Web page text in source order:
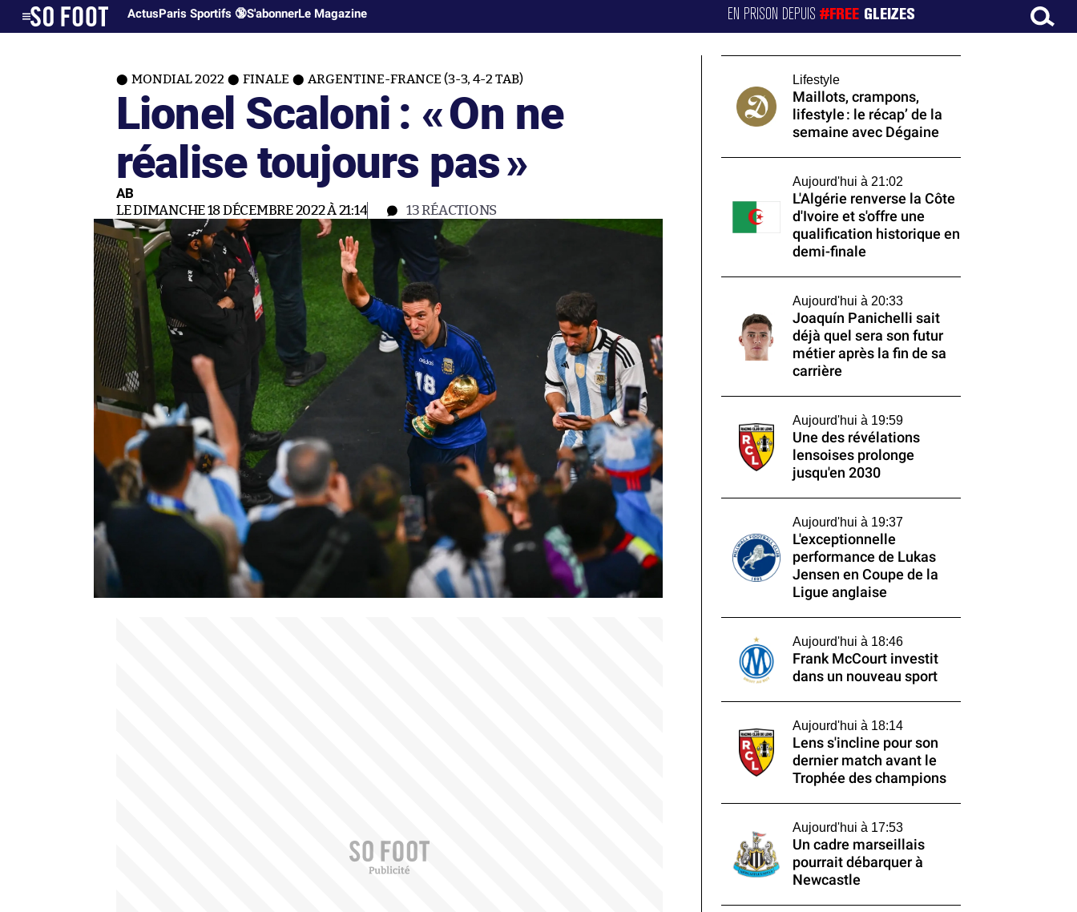
ActusParis Sportifs 🔞S'abonnerLe Magazine EN PRISON DEPUIS#FREE GLEIZES
MONDIAL 2022 FINALE ARGENTINE-FRANCE (3-3, 4-2 TAB)
Lionel Scaloni : «On ne
réalise toujours pas»
AB
LE DIMANCHE 18 DÉCEMBRE 2022 À 21:14 13RÉACTIONS
Lifestyle
Maillots, crampons,
lifestyle : le récap’ de la
semaine avec Dégaine
Aujourd'hui à 21:02
L'Algérie renverse la Côte
d'Ivoire et s'offre une
qualification historique en
demi-finale
Aujourd'hui à 20:33
Joaquín Panichelli sait
déjà quel sera son futur
métier après la fin de sa
carrière
Aujourd'hui à 19:59
Une des révélations
lensoises prolonge
jusqu'en 2030
Aujourd'hui à 19:37
L'exceptionnelle
performance de Lukas
Jensen en Coupe de la
Ligue anglaise
Aujourd'hui à 18:46
Frank McCourt investit
dans un nouveau sport
Aujourd'hui à 18:14
Lens s'incline pour son
dernier match avant le
Trophée des champions
Aujourd'hui à 17:53
Un cadre marseillais
pourrait débarquer à
Newcastle